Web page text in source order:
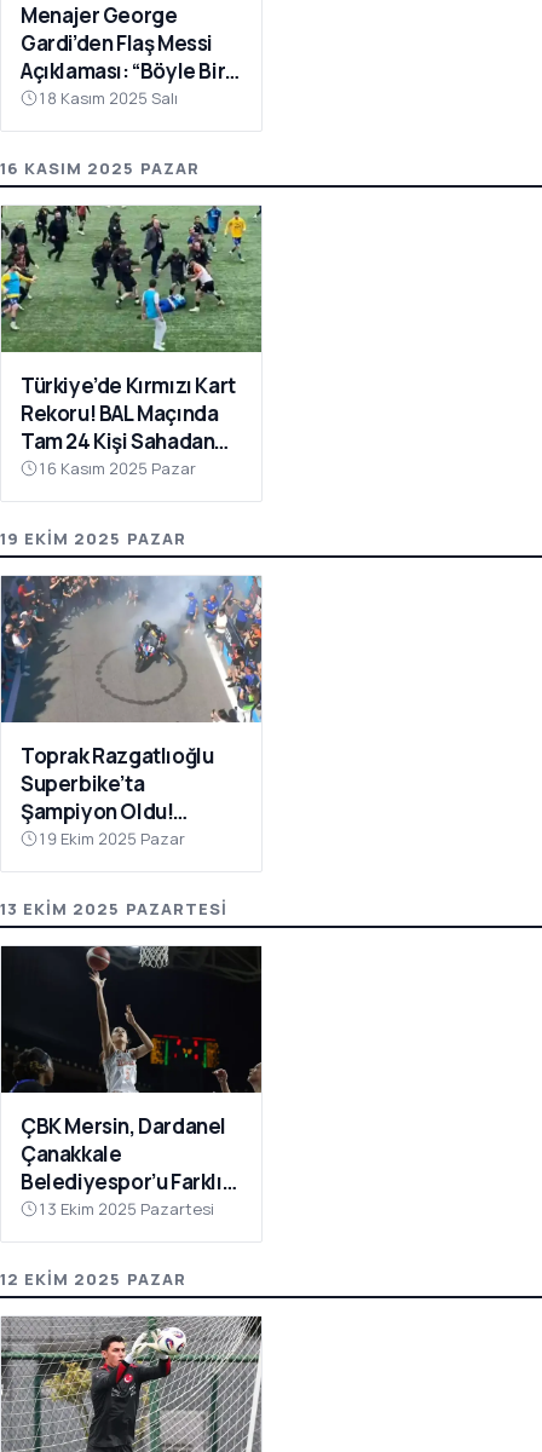
Menajer George
Gardi’den Flaş Messi
Açıklaması: “Böyle Bir
Fırsat Olursa,
Galatasaray İçin
18 Kasım 2025 Salı
16 KASIM 2025 PAZAR
Türkiye’de Kırmızı Kart
Rekoru! BAL Maçında
Tam 24 Kişi Sahadan
Atıldı
16 Kasım 2025 Pazar
19 EKIM 2025 PAZAR
Toprak Razgatlıoğlu
Superbike’ta
Şampiyon Oldu!
Rakibinin Skandal
Hamlesi Tepki Çekti
19 Ekim 2025 Pazar
13 EKIM 2025 PAZARTESI
ÇBK Mersin, Dardanel
Çanakkale
Belediyespor’u Farklı
Geçti: 112-78
13 Ekim 2025 Pazartesi
12 EKIM 2025 PAZAR